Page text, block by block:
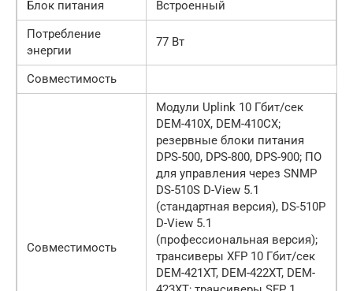
Блок питания
Встроенный
Потребление
энергии
77 Вт
Совместимость
Совместимость
Модули Uplink 10 Гбит/сек
DEM-410X, DEM-410CX;
резервные блоки питания
DPS-500, DPS-800, DPS-900; ПО
для управления через SNMP
DS-510S D-View 5.1
(стандартная версия), DS-510P
D-View 5.1
(профессиональная версия);
трансиверы XFP 10 Гбит/сек
DEM-421XT, DEM-422XT, DEM-